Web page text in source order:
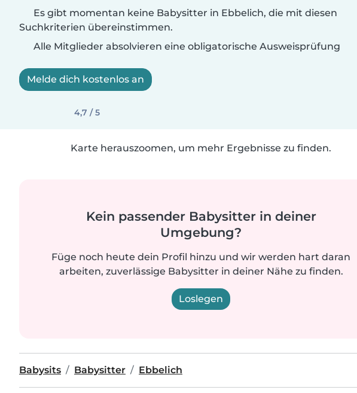
Es gibt momentan keine Babysitter in Ebbelich, die mit diesen
Suchkriterien übereinstimmen.
Alle Mitglieder absolvieren eine obligatorische Ausweisprüfung
Melde dich kostenlos an
4,7 / 5
Karte herauszoomen, um mehr Ergebnisse zu finden.
Kein passender Babysitter in deiner
Umgebung?
Füge noch heute dein Profil hinzu und wir werden hart daran
arbeiten, zuverlässige Babysitter in deiner Nähe zu finden.
Loslegen
Babysits Babysitter Ebbelich